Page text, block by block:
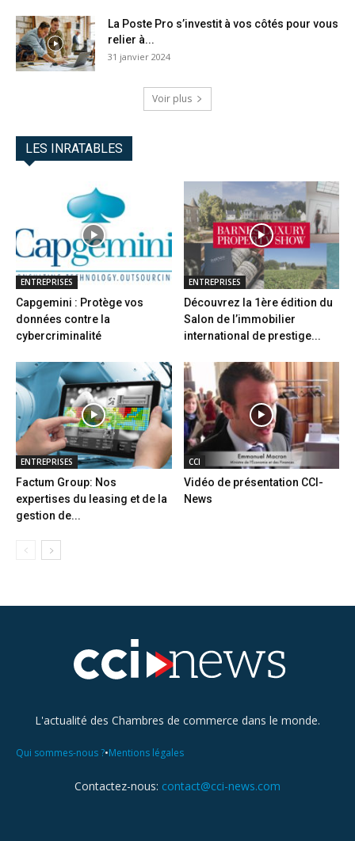
La Poste Pro s’investit à vos côtés pour vous
relier à...
31 janvier 2024
Voir plus
LES INRATABLES
ENTREPRISES
Capgemini : Protège vos
données contre la
cybercriminalité
ENTREPRISES
Découvrez la 1ère édition du
Salon de l’immobilier
international de prestige...
ENTREPRISES
Factum Group: Nos
expertises du leasing et de la
gestion de...
CCI
Vidéo de présentation CCI-
News
L'actualité des Chambres de commerce dans le monde.
Qui sommes-nous ?•Mentions légales
Contactez-nous: contact@cci-news.com